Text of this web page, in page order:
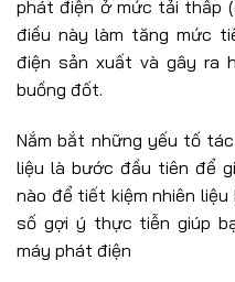
phát điện ở mức tải thấp
điều này làm tăng mức
điện sản xuất và gây ra
buồng đốt.
Nắm bắt những yếu tố
liệu là bước đầu tiên để
nào để tiết kiệm nhiên
số gợi ý thực tiễn giúp
máy phát điện